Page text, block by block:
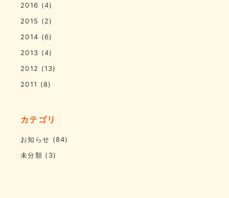
2016 (4)
2015 (2)
2014 (6)
2013 (4)
2012 (13)
2011 (8)
カテゴリ
お知らせ (84)
未分類 (3)